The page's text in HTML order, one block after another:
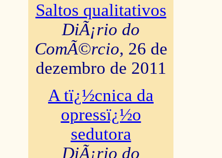
Saltos qualitativos
DiÃ¡rio do
ComÃ©rcio, 26 de
dezembro de 2011
A tï¿½cnica da
opressï¿½o
sedutora
DiÃ¡rio do